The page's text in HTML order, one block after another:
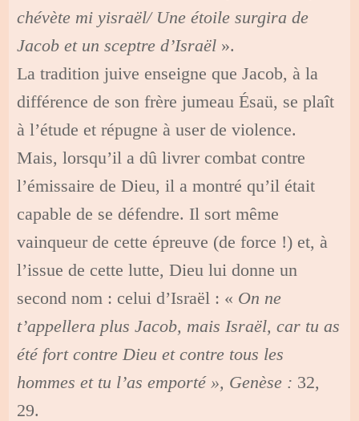
chévète mi yisraël/ Une étoile surgira de
Jacob et un sceptre d’Israël ».
La tradition juive enseigne que Jacob, à la
différence de son frère jumeau Ésaü, se plaît
à l’étude et répugne à user de violence.
Mais, lorsqu’il a dû livrer combat contre
l’émissaire de Dieu, il a montré qu’il était
capable de se défendre. Il sort même
vainqueur de cette épreuve (de force !) et, à
l’issue de cette lutte, Dieu lui donne un
second nom : celui d’Israël : « On ne
t’appellera plus Jacob, mais Israël, car tu as
été fort contre Dieu et contre tous les
hommes et tu l’as emporté », Genèse : 32,
29.